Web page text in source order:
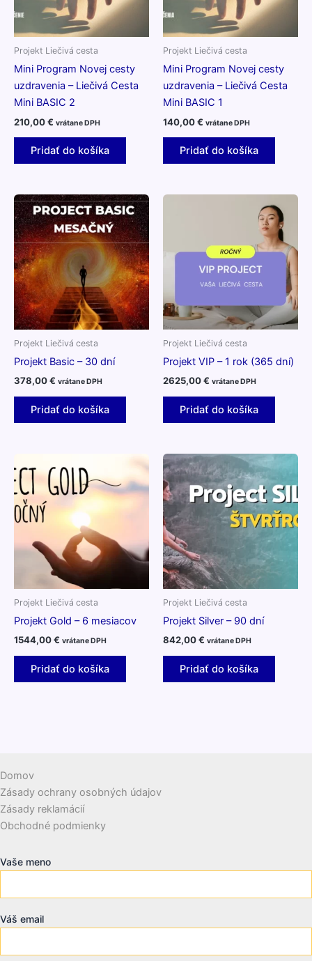
Projekt Liečivá cesta
Mini Program Novej cesty
uzdravenia – Liečivá Cesta
Mini BASIC 2
210,00€ vrátane DPH
Pridať do košíka
Projekt Liečivá cesta
Mini Program Novej cesty
uzdravenia – Liečivá Cesta
Mini BASIC 1
140,00€ vrátane DPH
Pridať do košíka
Projekt Liečivá cesta
Projekt Basic – 30 dní
378,00€ vrátane DPH
Pridať do košíka
Projekt Liečivá cesta
Projekt VIP – 1 rok (365 dní)
2625,00€ vrátane DPH
Pridať do košíka
Projekt Liečivá cesta
Projekt Gold – 6 mesiacov
1544,00€ vrátane DPH
Pridať do košíka
Projekt Liečivá cesta
Projekt Silver – 90 dní
842,00€ vrátane DPH
Pridať do košíka
Domov
Zásady ochrany osobných údajov
Zásady reklamácií
Obchodné podmienky
Vaše meno
Váš email